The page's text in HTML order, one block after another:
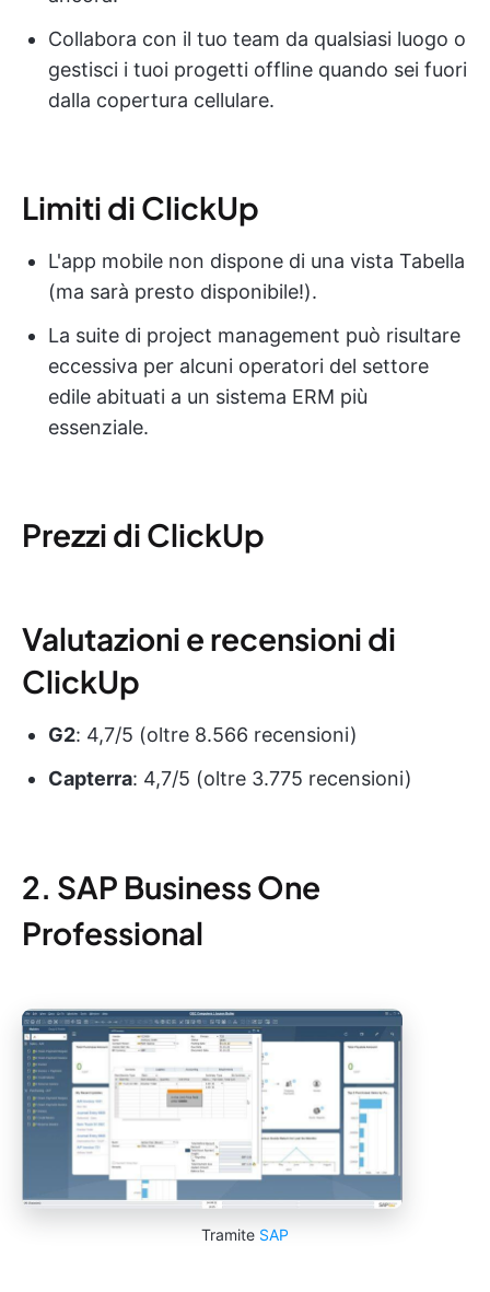
Collabora con il tuo team da qualsiasi luogo o
gestisci i tuoi progetti offline quando sei fuori
dalla copertura cellulare.
Limiti di ClickUp
L'app mobile non dispone di una vista Tabella
(ma sarà presto disponibile!).
La suite di project management può risultare
eccessiva per alcuni operatori del settore
edile abituati a un sistema ERM più
essenziale.
Prezzi di ClickUp
Valutazioni e recensioni di
ClickUp
G2: 4,7/5 (oltre 8.566 recensioni)
Capterra: 4,7/5 (oltre 3.775 recensioni)
2. SAP Business One
Professional
Tramite SAP